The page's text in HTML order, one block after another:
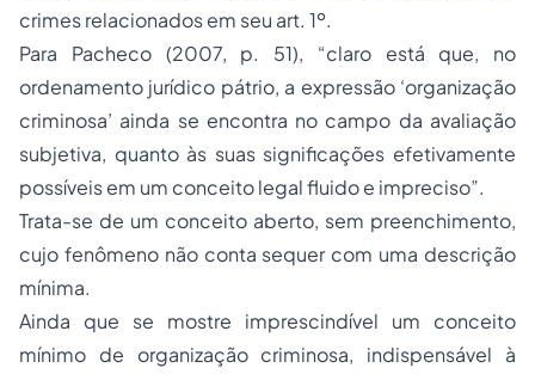
crimes relacionados em seu art. 1º.
Para Pacheco (2007, p. 51), “claro está que, no
ordenamento jurídico pátrio, a expressão ‘organização
criminosa’ ainda se encontra no campo da avaliação
subjetiva, quanto às suas significações efetivamente
possíveis em um conceito legal fluido e impreciso”.
Trata-se de um conceito aberto, sem preenchimento,
cujo fenômeno não conta sequer com uma descrição
mínima.
Ainda que se mostre imprescindível um conceito
mínimo de organização criminosa, indispensável à